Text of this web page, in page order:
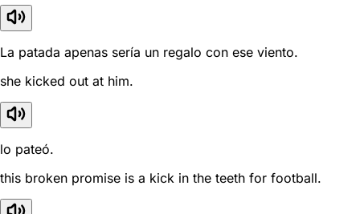
La patada apenas sería un regalo con ese viento.
she kicked out at him.
lo pateó.
this broken promise is a kick in the teeth for football.